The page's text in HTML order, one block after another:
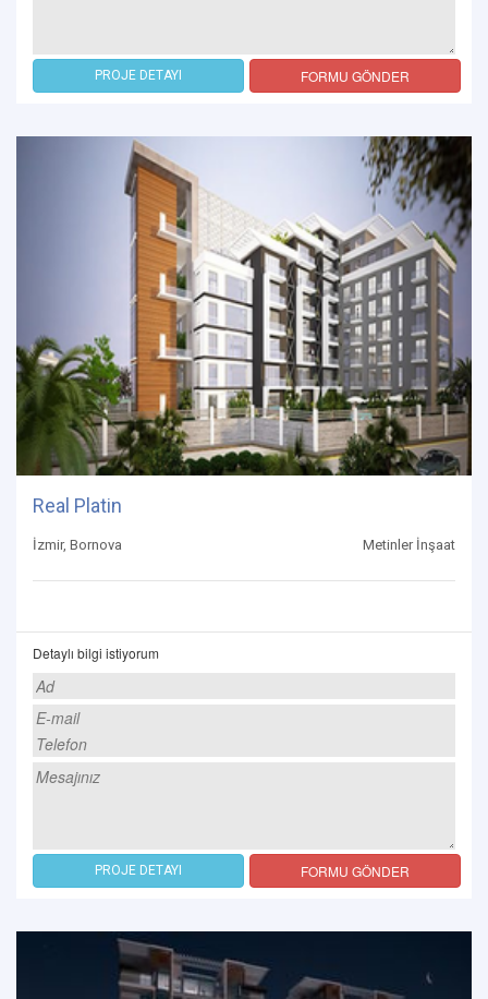
PROJE DETAYI FORMU GÖNDER
Real Platin
İzmir, Bornova Metinler İnşaat
Detaylı bilgi istiyorum
PROJE DETAYI FORMU GÖNDER